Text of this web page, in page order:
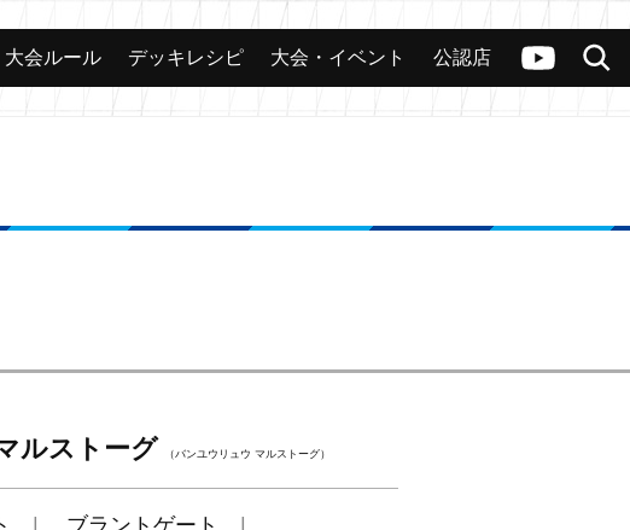
ヴァンガードch
検索
カード 大会 公認店舗 その他
大会ルール デッキレシピ 大会・イベント 公認店
ルストーグ （バンユウリュウ マルストーグ）
ブラントゲート